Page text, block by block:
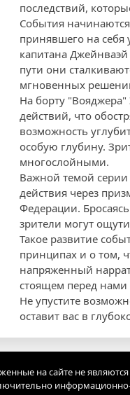
последствий,
События
принявшего на себя
капитана
пути они
мгновенных
На борту
действий, что
возможность
особую глубину.
многослойными.
Важной темой серии
действия через
Федерации.
зрители могут
Такое развитие
принципах и о том,
напряженный
стоящем перед нами
Не упустите
оставит вас в
на сайте не